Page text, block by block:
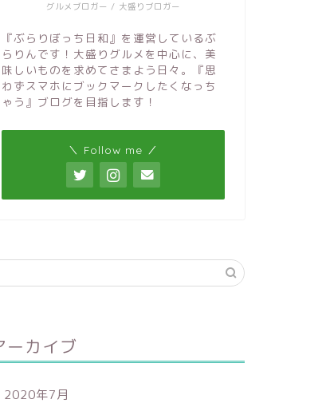
グルメブロガー / 大盛りブロガー
『ぶらりぼっち日和』を運営しているぶ
らりんです！大盛りグルメを中心に、美
味しいものを求めてさまよう日々。『思
わずスマホにブックマークしたくなっち
ゃう』ブログを目指します！
＼ Follow me ／
ーカイブ
2020年7月